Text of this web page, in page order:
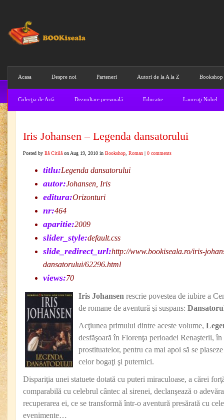
Acasa Despre noi Parteneri Autori de la A la Z Bookshop
Colecţia de Artă Dezvoltare personală Educatie Laureaţi Nobel
Iris Johansen – Legenda dansatorului
Posted by Ilă Citilă on Aug 19, 2010 in Bookshop Roman | 0 comments
titlu:Legenda dansatorului
autor:Johansen, Iris
editura:Orizonturi
nr:464
aparitie:2009
slider_style:default.css
slide_redirect_url:http://www.bookiseala.ro/iris-
dansatorului/62296.html
views:70
Iris Johansen rescrie povestea de iubire a
de romane de aventură şi suspans:
Acţiunea primului dintre aceste volume,
desfăşoară în Florenţa perioadei Renaşterii,
prostituatelor, pentru ca mai apoi să se
celor bogaţi şi puternici.
Dispariţia unei statuete dotată cu puteri miraculoase, a cărei
comparabilă cu celebrul cântec al sirenei, declanşează o
recuperarea ei, ce se transformă într-o aventură presărată cu
evenimente…